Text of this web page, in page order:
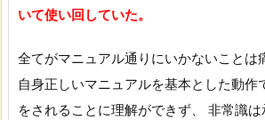
いて使い回していた。
全てがマニュアル通りにいかないことは
自身正しいマニュアルを基本とした動作
をされることに理解ができず、 非常識